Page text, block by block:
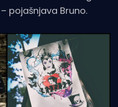
pojašnjava Bruno.